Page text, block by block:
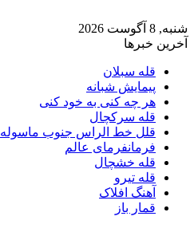
شنبه, 8 آگوست 2026
آخرین خبرها
قله سبلان
پیمایش شبانه
هر چه کنی به خود کنی
قله سرکچال
قلل خط الراس جنوب ماسوله
فرمانفرمای عالم
قله خشچال
قله تیرو
آهنگ افلاک
قمار باز